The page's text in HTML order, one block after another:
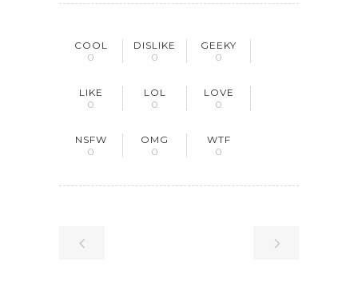
COOL
0
DISLIKE
0
GEEKY
0
LIKE
0
LOL
0
LOVE
0
NSFW
0
OMG
0
WTF
0